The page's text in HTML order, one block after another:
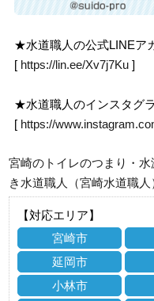
★水道職人の公式LINEア
[ https://lin.ee/Xv7j7Ku ]
★水道職人のインスタグ
[ https://
宮崎のトイレのつまり・
き水道職人（宮崎水道職人
【対応エリア】
宮崎市
延岡市
小林市